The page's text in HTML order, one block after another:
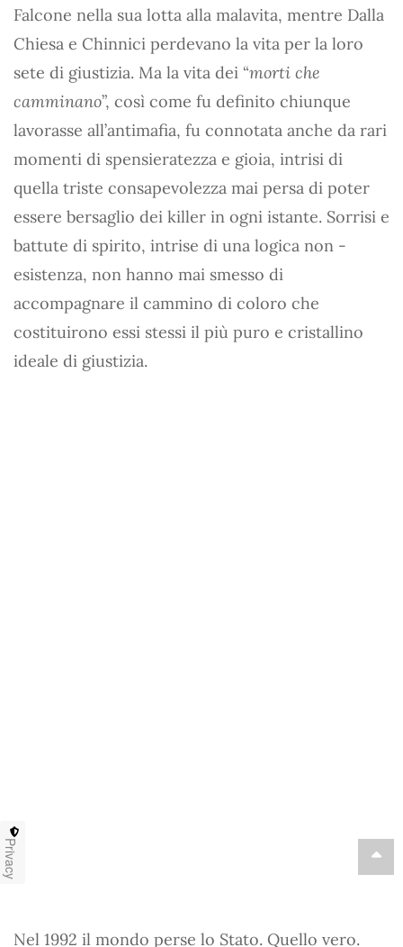
Falcone nella sua lotta alla malavita, mentre Dalla
Chiesa e Chinnici perdevano la vita per la loro
sete di giustizia. Ma la vita dei “morti che
camminano”, così come fu definito chiunque
lavorasse all’antimafia, fu connotata anche da rari
momenti di spensieratezza e gioia, intrisi di
quella triste consapevolezza mai persa di poter
essere bersaglio dei killer in ogni istante. Sorrisi e
battute di spirito, intrise di una logica non -
esistenza, non hanno mai smesso di
accompagnare il cammino di coloro che
costituirono essi stessi il più puro e cristallino
ideale di giustizia.
Nel 1992 il mondo perse lo Stato. Quello vero.
Privacy